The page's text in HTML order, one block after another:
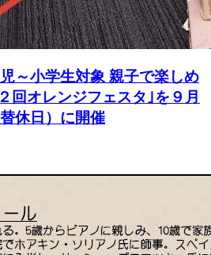
児～小学生対象 親子で楽しめ
回オレンジフェスタ｣を９月
休日）に開催